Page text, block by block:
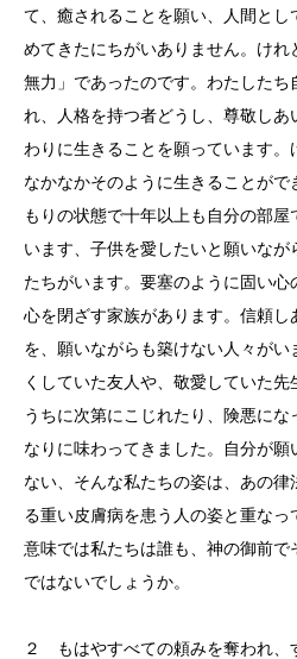
て、癒されることを願い、人間と
めてきたにちがいありません。け
無力」であったのです。わたしたち
れ、人格を持つ者どうし、尊敬し
わりに生きることを願っています。
なかなかそのように生きることがで
もりの状態で十年以上も自分の部
います、子供を愛したいと願いな
たちがいます。要塞のように固い
心を閉ざす家族があります。信頼
を、願いながらも築けない人々が
くしていた友人や、敬愛していた
うちに次第にこじれたり、険悪に
なりに味わってきました。自分が
ない、そんな私たちの姿は、あの
る重い皮膚病を患う人の姿と重な
意味では私たちは誰も、神の御前
ではないでしょうか。
２ もはやすべての頼みを奪われ、